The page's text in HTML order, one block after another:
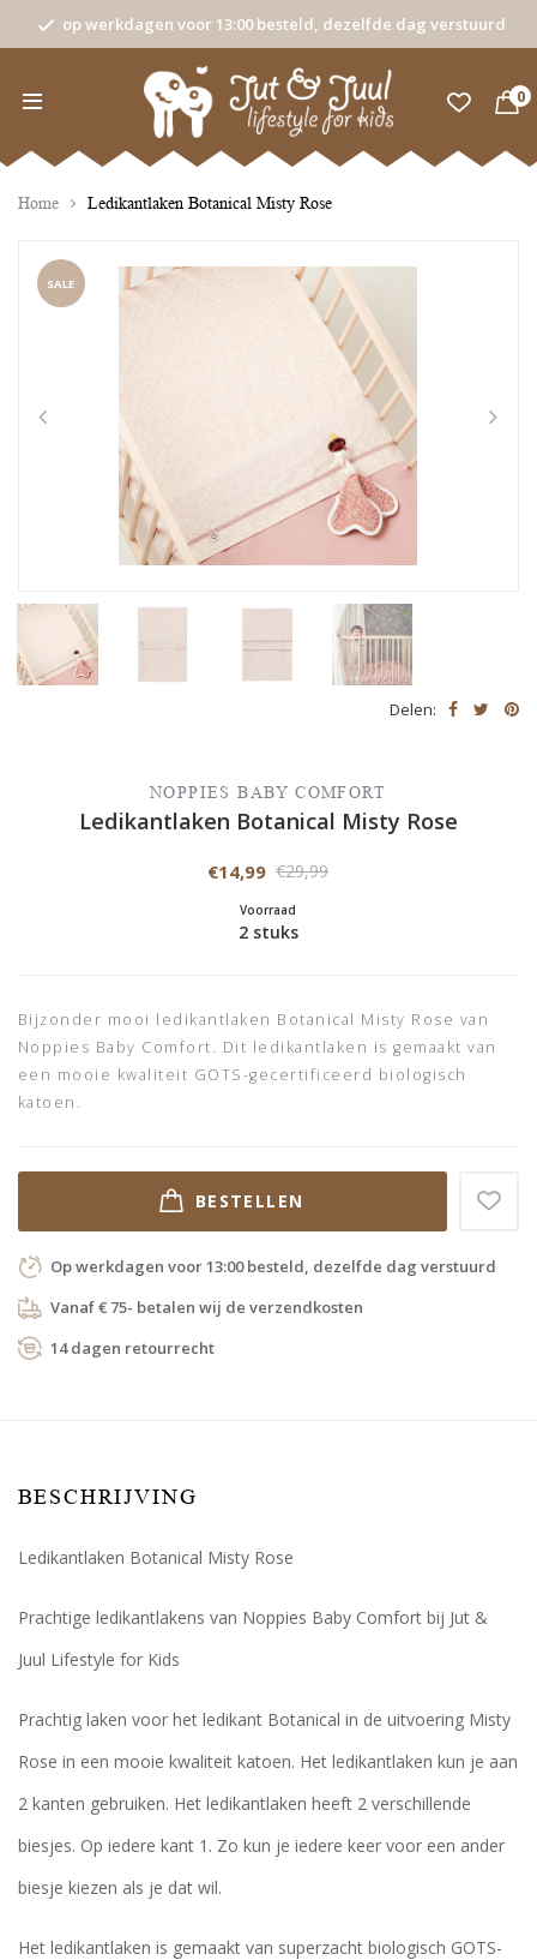
op werkdagen voor 13:00 besteld, dezelfde dag verstuurd
0
Home Ledikantlaken Botanical Misty Rose
SALE
Delen:
NOPPIES BABY COMFORT
Ledikantlaken Botanical Misty Rose
€14,99 €29,99
Voorraad
2 stuks
Bijzonder mooi ledikantlaken Botanical Misty Rose van
Noppies Baby Comfort. Dit ledikantlaken is gemaakt van
een mooie kwaliteit GOTS-gecertificeerd biologisch
katoen.
BESTELLEN
Op werkdagen voor 13:00 besteld, dezelfde dag verstuurd
Vanaf € 75- betalen wij de verzendkosten
14 dagen retourrecht
BESCHRIJVING
Ledikantlaken Botanical Misty Rose
Prachtige ledikantlakens van Noppies Baby Comfort bij Jut &
Juul Lifestyle for Kids
Prachtig laken voor het ledikant Botanical in de uitvoering Misty
Rose in een mooie kwaliteit katoen. Het ledikantlaken kun je aan
2 kanten gebruiken. Het ledikantlaken heeft 2 verschillende
biesjes. Op iedere kant 1. Zo kun je iedere keer voor een ander
biesje kiezen als je dat wil.
Het ledikantlaken is gemaakt van superzacht biologisch GOTS-